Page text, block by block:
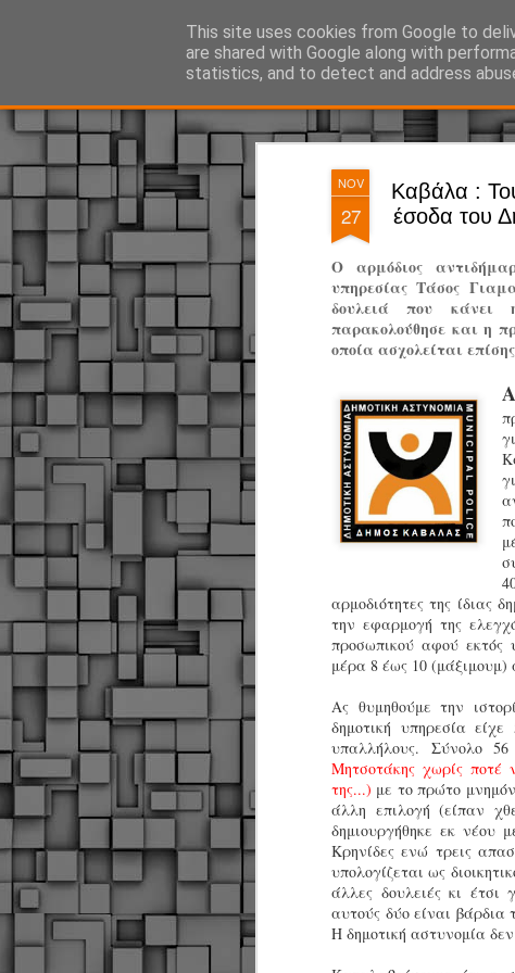
NOV
27
Καβάλα :
έσοδα του
Ο αρμόδιος
υπηρεσίας Τάσος
δουλειά που κάνει
παρακολούθησε και η
οποία ασχολείται
Α
αρμοδιότητες της ίδιας
την εφαρμογή της
προσωπικού αφού εκτός
μέρα 8 έως 10 (μάξιμουμ)
Ας θυμηθούμε την
δημοτική υπηρεσία
υπαλλήλους. Σύνολο
Μητσοτάκης χωρίς ποτέ
της...) με το πρώτο
άλλη επιλογή (είπαν
δημιουργήθηκε εκ νέου
Κρηνίδες ενώ τρεις
υπολογίζεται ως
άλλες δουλειές κι έτσι
αυτούς δύο είναι
Η δημοτική αστυνομία
This site uses cookies from Google to
are shared with Google along with
statistics, and to detect and address
ΔΗΜΟΤΙΚΗ ΑΣΤΥΝΟΜΙΑ, τα νέα! Ό,
JUN
Αναμνηστικά